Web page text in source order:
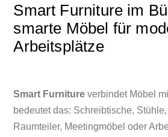
Smart Furniture im
smarte Möbel für
Arbeitsplätze
Smart Furniture verbindet Möbel
bedeutet das: Schreibtische,
Raumteiler, Meetingmöbel oder